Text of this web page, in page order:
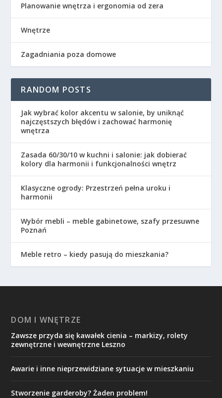
Planowanie wnętrza i ergonomia od zera
Wnętrze
Zagadniania poza domowe
RANDOM POSTS
Jak wybrać kolor akcentu w salonie, by uniknąć
najczęstszych błędów i zachować harmonię
wnętrza
Zasada 60/30/10 w kuchni i salonie: jak dobierać
kolory dla harmonii i funkcjonalności wnętrz
Klasyczne ogrody: Przestrzeń pełna uroku i
harmonii
Wybór mebli – meble gabinetowe, szafy przesuwne
Poznań
Meble retro – kiedy pasują do mieszkania?
DOM I WNĘTRZE
Zawsze przyda się kawałek cienia – markizy, rolety
zewnętrzne i wewnętrzne Leszno
Awarie i inne nieprzewidziane sytuacje w mieszkaniu
Stworzenie garderoby? Żaden problem!